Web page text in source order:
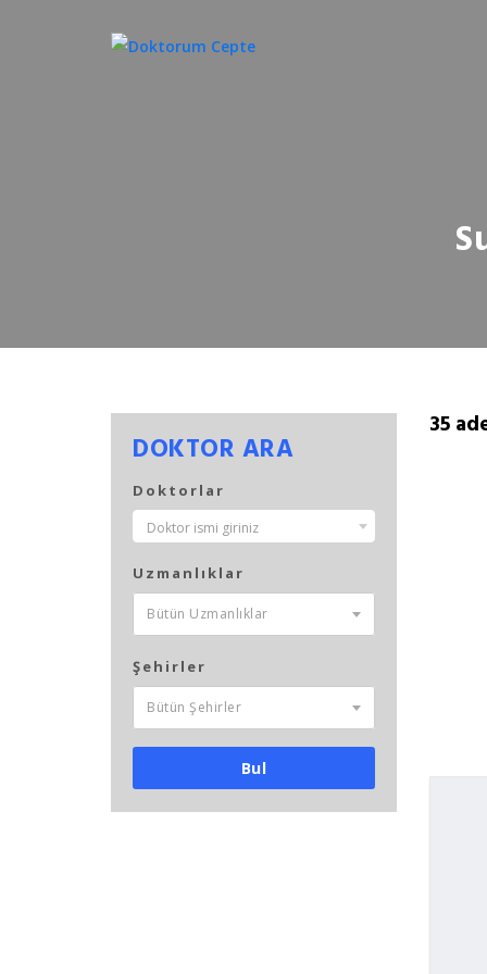
DOKTOR ARA
Doktorlar
Doktor ismi giriniz
Uzmanlıklar
Bütün Uzmanlıklar
Şehirler
Bütün Şehirler
Bul
35